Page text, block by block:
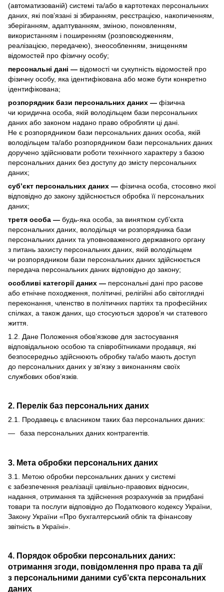
(автоматизованій) системі та/або в картотеках персональних
даних, які пов’язані зі збиранням, реєстрацією, накопиченням,
зберіганням, адаптуванням, зміною, поновленням,
використанням і поширенням (розповсюдженням,
реалізацією, передачею), знеособленням, знищенням
відомостей про фізичну особу;
персональні дані — відомості чи сукупність відомостей про
фізичну особу, яка ідентифікована або може бути конкретно
ідентифікована;
розпорядник бази персональних даних — фізична
чи юридична особа, якій володільцем бази персональних
даних або законом надано право обробляти ці дані.
Не є розпорядником бази персональних даних особа, якій
володільцем та/або розпорядником бази персональних даних
доручено здійснювати роботи технічного характеру з базою
персональних даних без доступу до змісту персональних
даних;
суб’єкт персональних даних — фізична особа, стосовно якої
відповідно до закону здійснюється обробка її персональних
даних;
третя особа — будь-яка особа, за винятком суб’єкта
персональних даних, володільця чи розпорядника бази
персональних даних та уповноваженого державного органу
з питань захисту персональних даних, якій володільцем
чи розпорядником бази персональних даних здійснюється
передача персональних даних відповідно до закону;
особливі категорії даних — персональні дані про расове
або етнічне походження, політичні, релігійні або світоглядні
переконання, членство в політичних партіях та професійних
спілках, а також даних, що стосуються здоров’я чи статевого
життя.
1.2. Дане Положення обов’язкове для застосування
відповідальною особою та співробітниками продавця, які
безпосередньо здійснюють обробку та/або мають доступ
до персональних даних у зв’язку з виконанням своїх
службових обов’язків.
2. Перелік баз персональних даних
2.1. Продавець є власником таких баз персональних даних:
база персональних даних контрагентів.
3. Мета обробки персональних даних
3.1. Метою обробки персональних даних у системі
є забезпечення реалізації цивільно-правових відносин,
надання, отримання та здійснення розрахунків за придбані
товари та послуги відповідно до Податкового кодексу України,
Закону України «Про бухгалтерський облік та фінансову
звітність в Україні».
4. Порядок обробки персональних даних:
отримання згоди, повідомлення про права та дії
з персональними даними суб’єкта персональних
даних